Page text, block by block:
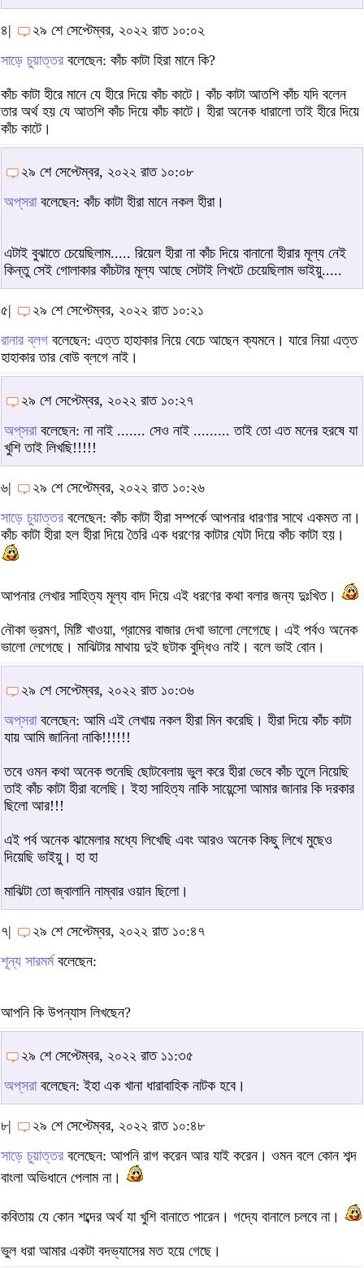
৪|
২৯ শে সেপ্টেম্বর, ২০২২ রাত ১০:০২
সাড়ে চুয়াত্তর বলেছেন: কাঁচ কাটা হিরা মানে কি?
কাঁচ কাটা হীরে মানে যে হীরে দিয়ে কাঁচ কাটে। কাঁচ কাটা আতশি কাঁচ যদি বলেন
তার অর্থ হয় যে আতশি কাঁচ দিয়ে কাঁচ কাটে। হীরা অনেক ধারালো তাই হীরে দিয়ে
কাঁচ কাটে।
২৯ শে সেপ্টেম্বর, ২০২২ রাত ১০:০৮
অপ্‌সরাবলেছেন: কাঁচ কাটা হীরা মানে নকল হীরা।
এটাই বুঝাতে চেয়েছিলাম..... রিয়েল হীরা না কাঁচ দিয়ে বানানো হীরার মূল্য নেই
কিন্তু সেই গোলাকার কাঁচটার মূল্য আছে সেটাই লিখটে চেয়েছিলাম ভাইয়ু.....
৫|
২৯ শে সেপ্টেম্বর, ২০২২ রাত ১০:২১
রানার ব্লগ বলেছেন: এত্ত হাহাকার নিয়ে বেচে আছেন ক্যমনে। যারে নিয়া এত্ত
হাহাকার তার বোউ ব্লগে নাই।
২৯ শে সেপ্টেম্বর, ২০২২ রাত ১০:২৭
অপ্‌সরাবলেছেন: না নাই ....... সেও নাই ......... তাই তো এত মনের হরষে যা
খুশি তাই লিখছি!!!!!
৬|
২৯ শে সেপ্টেম্বর, ২০২২ রাত ১০:২৬
সাড়ে চুয়াত্তর বলেছেন: কাঁচ কাটা হীরা সম্পর্কে আপনার ধারণার সাথে একমত না।
কাঁচ কাটা হীরা হল হীরা দিয়ে তৈরি এক ধরণের কাটার যেটা দিয়ে কাঁচ কাটা হয়।
আপনার লেখার সাহিত্য মূল্য বাদ দিয়ে এই ধরণের কথা বলার জন্য দুঃখিত।
নৌকা ভ্রমণ, মিষ্টি খাওয়া, গ্রামের বাজার দেখা ভালো লেগেছে। এই পর্বও অনেক
ভালো লেগেছে। মাঝিটার মাথায় দুই ছটাক বুদ্ধিও নাই। বলে ভাই বোন।
২৯ শে সেপ্টেম্বর, ২০২২ রাত ১০:৩৬
অপ্‌সরাবলেছেন: আমি এই লেখায় নকল হীরা মিন করেছি। হীরা দিয়ে কাঁচ কাটা
যায় আমি জানিনা নাকি!!!!!!
তবে ওমন কথা অনেক শুনেছি ছোটবেলায় ভুল করে হীরা ভেবে কাঁচ তুলে নিয়েছি
তাই কাঁচ কাটা হীরা বলেছি। ইহা সাহিত্য নাকি সায়েন্সো আমার জানার কি দরকার
ছিলো আর!!!
এই পর্ব অনেক ঝামেলার মধ্যে লিখেছি এবং আরও অনেক কিছু লিখে মুছেও
দিয়েছি ভাইয়ু। হা হা
মাঝিটা তো জ্বালানি নাম্বার ওয়ান ছিলো।
৭|
২৯ শে সেপ্টেম্বর, ২০২২ রাত ১০:৪৭
শূন্য সারমর্মবলেছেন:
আপনি কি উপন্যাস লিখছেন?
২৯ শে সেপ্টেম্বর, ২০২২ রাত ১১:৩৫
অপ্‌সরাবলেছেন: ইহা এক খানা ধারাবাহিক নাটক হবে।
৮|
২৯ শে সেপ্টেম্বর, ২০২২ রাত ১০:৪৮
সাড়ে চুয়াত্তর বলেছেন: আপনি রাগ করেন আর যাই করেন। ওমন বলে কোন শব্দ
বাংলা অভিধানে পেলাম না।
কবিতায় যে কোন শব্দের অর্থ যা খুশি বানাতে পারেন। গদ্যে বানালে চলবে না।
ভুল ধরা আমার একটা বদভ্যাসের মত হয়ে গেছে।